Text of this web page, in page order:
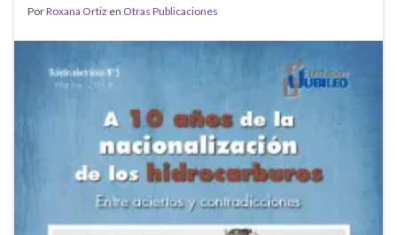
PorRoxana Ortiz en Otras Publicaciones